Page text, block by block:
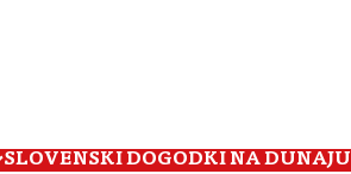
SLOVENSKI DOGODKI NA DUNAJU